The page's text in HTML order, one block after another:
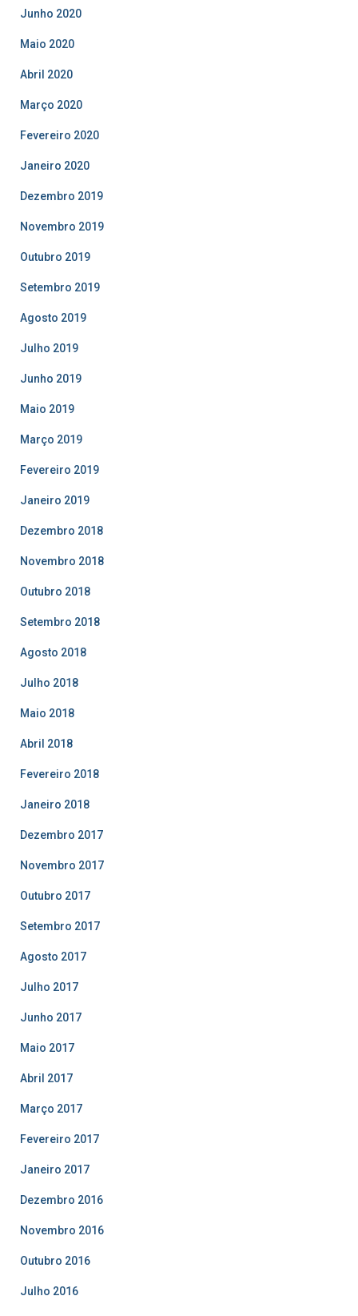
Junho 2020
Maio 2020
Abril 2020
Março 2020
Fevereiro 2020
Janeiro 2020
Dezembro 2019
Novembro 2019
Outubro 2019
Setembro 2019
Agosto 2019
Julho 2019
Junho 2019
Maio 2019
Março 2019
Fevereiro 2019
Janeiro 2019
Dezembro 2018
Novembro 2018
Outubro 2018
Setembro 2018
Agosto 2018
Julho 2018
Maio 2018
Abril 2018
Fevereiro 2018
Janeiro 2018
Dezembro 2017
Novembro 2017
Outubro 2017
Setembro 2017
Agosto 2017
Julho 2017
Junho 2017
Maio 2017
Abril 2017
Março 2017
Fevereiro 2017
Janeiro 2017
Dezembro 2016
Novembro 2016
Outubro 2016
Julho 2016